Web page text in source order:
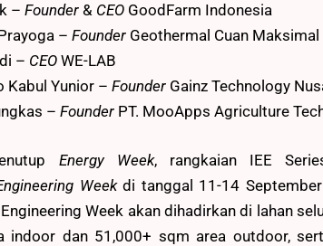
– Founder & CEO GoodFarm Indonesia
– Founder Geothermal Cuan
– CEO WE-LAB
Kabul Yunior – Founder Gainz Technology
– Founder PT. MooApps Agriculture
Energy Week, rangkaian IEE
Weekdi tanggal 11-14
Week akan dihadirkan di lahan
indoor dan 51,000+ sqm area outdoor,